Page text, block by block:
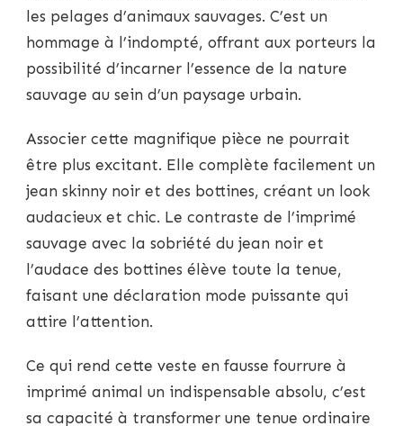
les pelages d’animaux sauvages. C’est un
hommage à l’indompté, offrant aux porteurs la
possibilité d’incarner l’essence de la nature
sauvage au sein d’un paysage urbain.
Associer cette magnifique pièce ne pourrait
être plus excitant. Elle complète facilement un
jean skinny noir et des bottines, créant un look
audacieux et chic. Le contraste de l’imprimé
sauvage avec la sobriété du jean noir et
l’audace des bottines élève toute la tenue,
faisant une déclaration mode puissante qui
attire l’attention.
Ce qui rend cette veste en fausse fourrure à
imprimé animal un indispensable absolu, c’est
sa capacité à transformer une tenue ordinaire